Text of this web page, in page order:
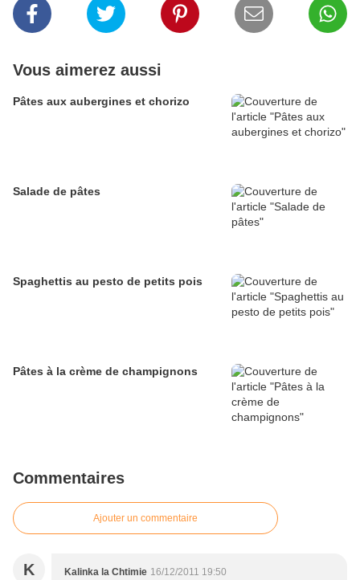
Vous aimerez aussi
Pâtes aux aubergines et chorizo
Salade de pâtes
Spaghettis au pesto de petits pois
Pâtes à la crème de champignons
Commentaires
Ajouter un commentaire
K Kalinka la Chtimie 16/12/2011 19:50